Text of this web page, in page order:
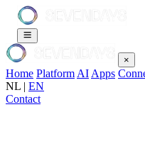
×
Home Platform AI Apps
NL | EN
Contact